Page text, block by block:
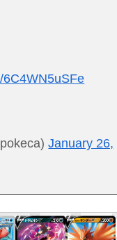
6C4WN5uSFe
January 26,